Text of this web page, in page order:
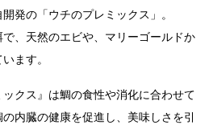
発の「ウチのプレミックス」。
、天然のエビや、マリーゴールドか
ます。
ックス』は鯛の食性や消化に合わせて
内臓の健康を促進し、美味しさを引